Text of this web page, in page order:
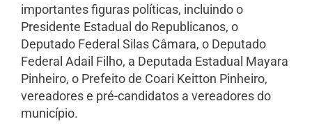
importantes figuras políticas, incluindo o
Presidente Estadual do Republicanos, o
Deputado Federal Silas Câmara, o Deputado
Federal Adail Filho, a Deputada Estadual Mayara
Pinheiro, o Prefeito de Coari Keitton Pinheiro,
vereadores e pré-candidatos a vereadores do
município.